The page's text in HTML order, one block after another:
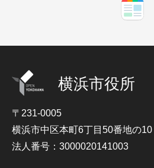
横浜市役所
〒231-0005
横浜市中区本町6丁目50番地の10
法人番号：3000020141003